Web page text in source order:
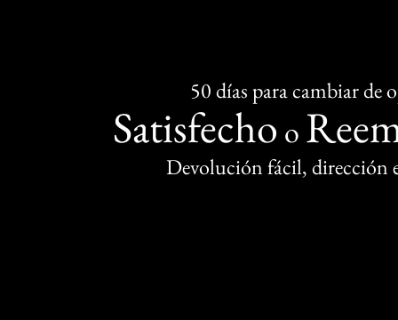
50 días para cambiar de
Satisfecho o
Devolución fácil, dirección